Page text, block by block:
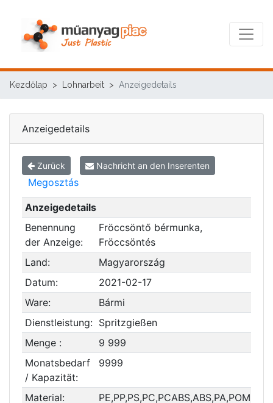
Kezdőlap Lohnarbeit Anzeigedetails
Anzeigedetails
Zurück Nachricht an den Inserenten
Megosztás
Anzeigedetails
Benennung
der Anzeige:
Fröccsöntő bérmunka,
Fröccsöntés
Land:
Magyarország
Datum:
2021-02-17
Ware:
Bármi
Dienstleistung: Spritzgießen
Menge :
9 999
Monatsbedarf
/ Kapazität:
9999
Material:
PE,PP,PS,PC,PCABS,ABS,PA,POM